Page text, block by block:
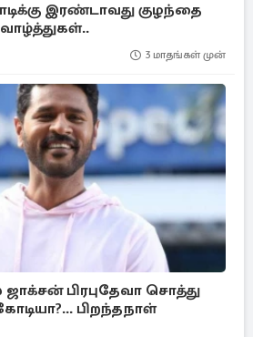
இரண்டாவது குழந்தை
வாழ்த்துகள்..
3 மாதங்கள் முன்
பிரபுதேவா சொத்து
பிறந்தநாள்